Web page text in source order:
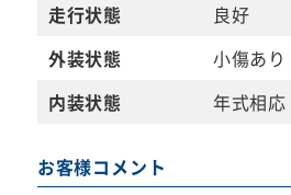
走行状態
良好
外装状態
小傷あり
内装状態
年式相応
お客様コメント